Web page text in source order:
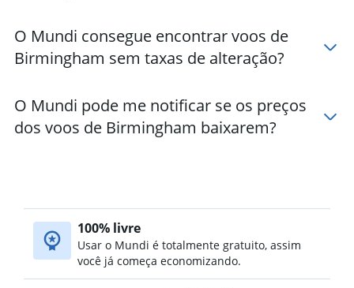
O Mundi consegue encontrar voos de
Birmingham sem taxas de alteração?
O Mundi pode me notificar se os preços
dos voos de Birmingham baixarem?
100% livre
Usar o Mundi é totalmente gratuito, assim
você já começa economizando.